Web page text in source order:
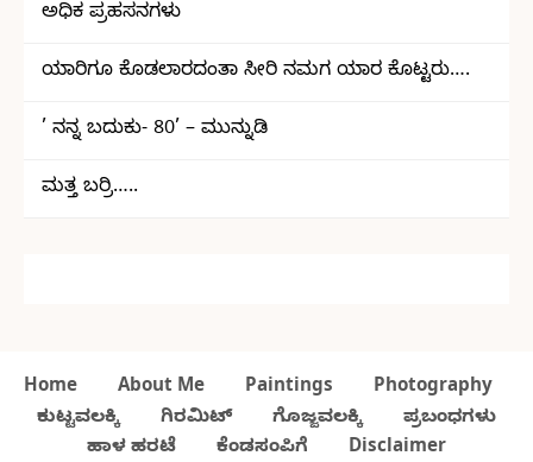
ಅಧಿಕ ಪ್ರಹಸನಗಳು
ಯಾರಿಗೂ ಕೊಡಲಾರದಂತಾ ಸೀರಿ ನಮಗ ಯಾರ ಕೊಟ್ಟರು….
’ ನನ್ನ ಬದುಕು- 80’ – ಮುನ್ನುಡಿ
ಮತ್ತ ಬರ್ರಿ…..
Home About Me Paintings
Photography
ಕುಟ್ಟವಲಕ್ಕಿ
ಗಿರಮಿಟ್ ಗೊಜ್ಜವಲಕ್ಕಿ
ಪ್ರಬಂಧಗಳು
ಹಾಳ ಹರಟೆ
ಕೆಂಡಸಂಪಿಗೆ Disclaimer